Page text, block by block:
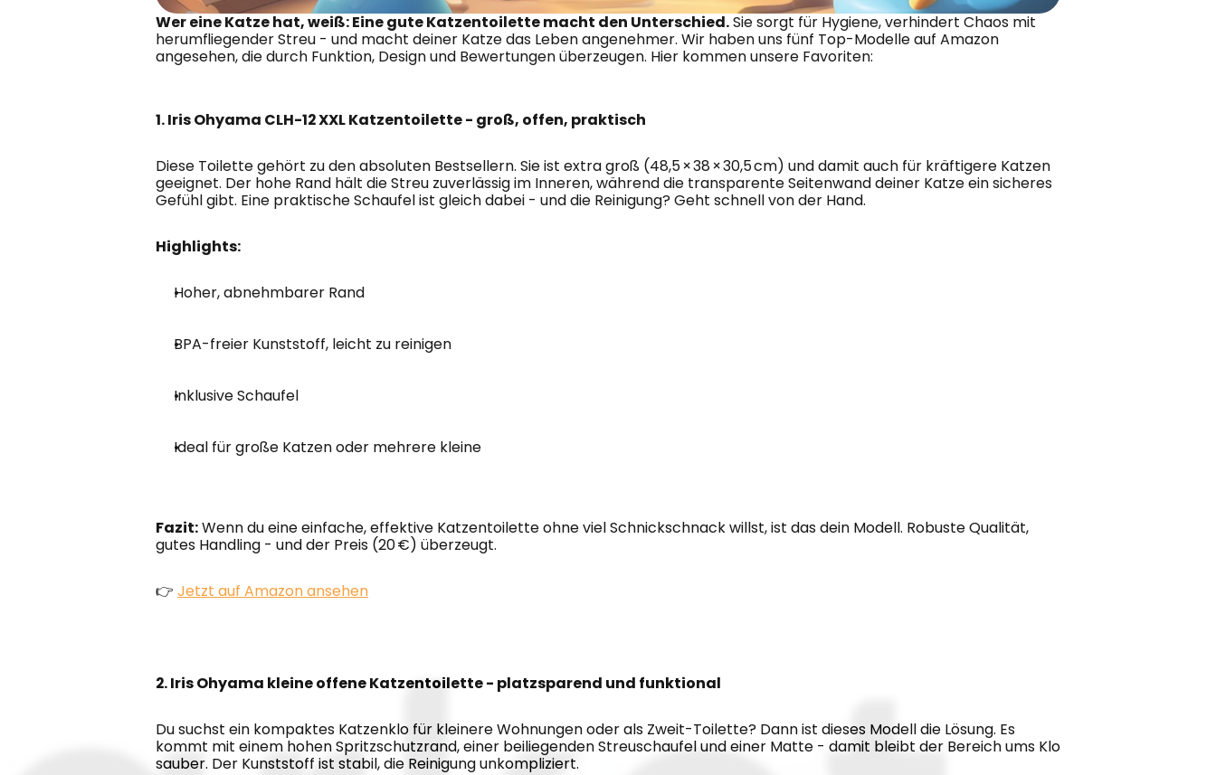
Wer eine Katze hat, weiß: Eine gute Katzentoilette macht den Unterschied. Sie sorgt für Hygiene, verhindert Chaos mit
herumfliegender Streu - und macht deiner Katze das Leben angenehmer. Wir haben uns fünf Top-Modelle auf Amazon
angesehen, die durch Funktion, Design und Bewertungen überzeugen. Hier kommen unsere Favoriten:
1. Iris Ohyama CLH-12 XXL Katzentoilette - groß, offen, praktisch
Diese Toilette gehört zu den absoluten Bestsellern. Sie ist extra groß (48,5 × 38 × 30,5 cm) und damit auch für kräftigere Katzen
geeignet. Der hohe Rand hält die Streu zuverlässig im Inneren, während die transparente Seitenwand deiner Katze ein sicheres
Gefühl gibt. Eine praktische Schaufel ist gleich dabei - und die Reinigung? Geht schnell von der Hand.
Highlights:
Hoher, abnehmbarer Rand
BPA-freier Kunststoff, leicht zu reinigen
Inklusive Schaufel
Ideal für große Katzen oder mehrere kleine
Fazit: Wenn du eine einfache, effektive Katzentoilette ohne viel Schnickschnack willst, ist das dein Modell. Robuste Qualität,
gutes Handling - und der Preis (20 €) überzeugt.
👉 Jetzt auf Amazon ansehen
2. Iris Ohyama kleine offene Katzentoilette - platzsparend und funktional
Du suchst ein kompaktes Katzenklo für kleinere Wohnungen oder als Zweit-Toilette? Dann ist dieses Modell die Lösung. Es
kommt mit einem hohen Spritzschutzrand, einer beiliegenden Streuschaufel und einer Matte - damit bleibt der Bereich ums Klo
sauber. Der Kunststoff ist stabil, die Reinigung unkompliziert.